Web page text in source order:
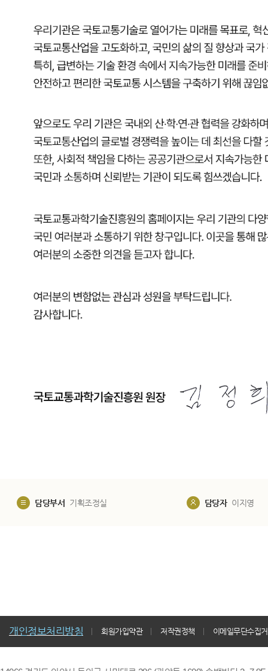
담당부서 기획조정실 담당자 이지영
개인정보처리방침 회원가입약관 저작권정책 이메일무단수집